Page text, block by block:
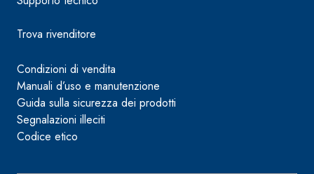
Trova rivenditore
Condizioni di vendita
Manuali d’uso e manutenzione
Guida sulla sicurezza dei prodotti
Segnalazioni illeciti
Codice etico